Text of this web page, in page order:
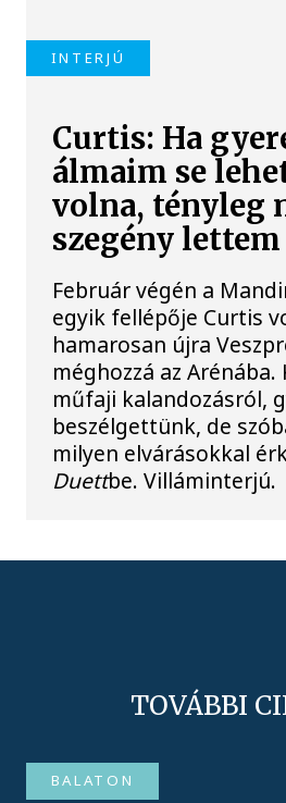
INTERJÚ
Curtis: Ha
álmaim se
volna, tényleg
szegény
Február végén a
egyik fellépője Curtis
hamarosan újra
méghozzá az
műfaji kalandozásról,
beszélgettünk, de
milyen elvárásokkal
Duettbe. Villáminterjú.
TOVÁBBI
BALATON